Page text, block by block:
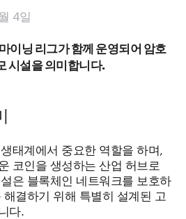
4일
이닝 리그가 함께 운영되어 암호
시설을 의미합니다.
태계에서 중요한 역할을 하며,
코인을 생성하는 산업 허브로
은 블록체인 네트워크를 보호하
결하기 위해 특별히 설계된 고
다.